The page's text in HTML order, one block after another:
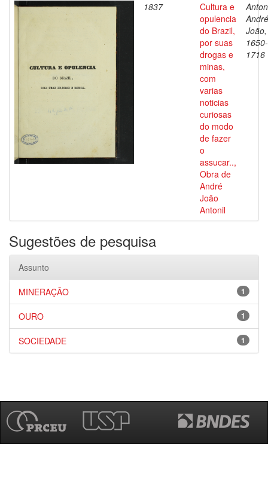
1837
Cultura e
opulencia
do Brazil,
por suas
drogas e
minas,
com
varias
noticias
curiosas
do modo
de fazer
o
assucar..,
Obra de
André
João
Antonil
André
João,
1650-
1716
Sugestões de pesquisa
Assunto
1
MINERAÇÃO
1
OURO
1
SOCIEDADE